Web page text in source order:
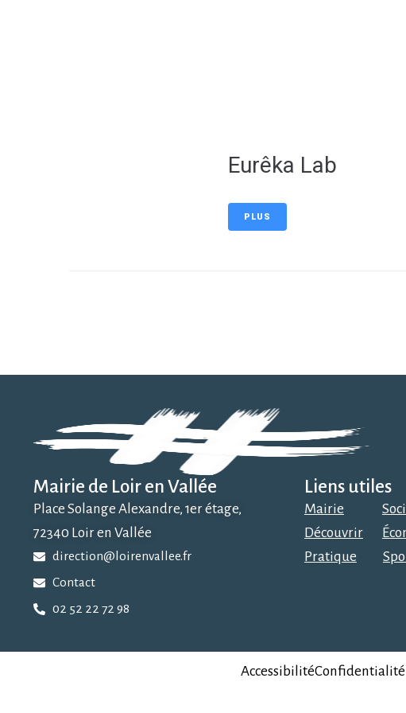
Eurêka Lab
PLUS
Mairie de Loir en Vallée
Place Solange Alexandre, 1er étage,
72340 Loir en Vallée
direction@loirenvallee.fr
Contact
02 52 22 72 98
Liens utiles
Mairie
Découvrir
Pratique
AccessibilitéConfidentialité